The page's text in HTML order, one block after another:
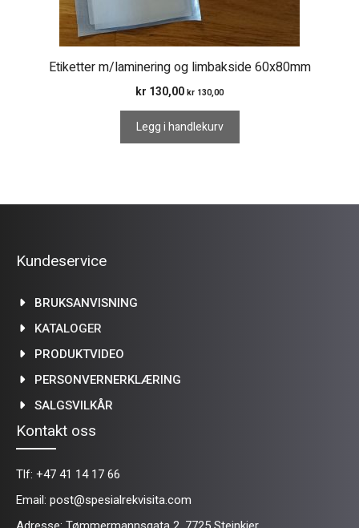
Etiketter m/laminering og limbakside 60x80mm
kr 130,00 kr 130,00
Legg i handlekurv
Kundeservice
BRUKSANVISNING
KATALOGER
PRODUKTVIDEO
PERSONVERNERKLÆRING
SALGSVILKÅR
Kontakt oss
Tlf: +47 41 14 17 66
Email: post@spesialrekvisita.com